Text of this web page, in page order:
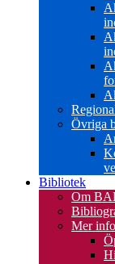
Övriga
Bibliotek
Om
Mer info